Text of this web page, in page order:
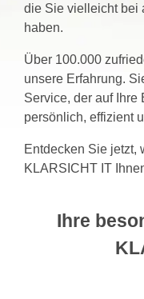
die Sie vielleicht bei
haben.
Über 100.000
unsere Erfahrung.
Service, der auf Ihre
persönlich, effizient
Entdecken Sie jetzt,
KLARSICHT IT
Ihre